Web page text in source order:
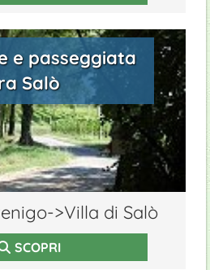
e passeggiata
Salò
>Villa di Salò
SCOPRI